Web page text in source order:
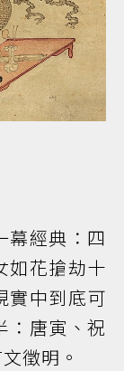
幕經典：四
如花搶劫十
實中到底可
：唐寅、祝
徵明。